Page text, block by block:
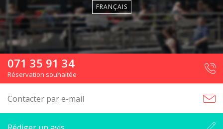
FRANÇAIS
071 35 91 34
Réservation souhaitée
Contacter par e-mail